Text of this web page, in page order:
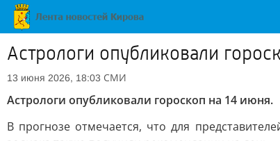
Астрологи опубликовали
13 июня 2026, 18:03 СМИ
Астрологи опубликовали гороскоп на 14 июня.
В прогнозе отмечается, что для